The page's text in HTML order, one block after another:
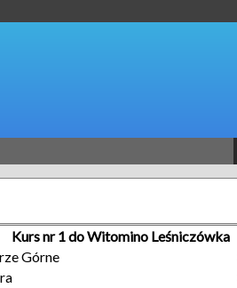
Kurs nr 1 do Witomino Leśniczówka
Górne